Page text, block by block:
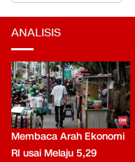
ANALISIS
Membaca Arah Ekonomi
RI usai Melaju 5,29